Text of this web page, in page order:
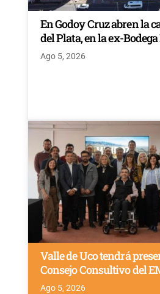
En Godoy Cruz abren la
del Plata, en la ex-
Ago 5, 2026
Valle de Uco tendrá
Consejo Consultivo del
Ago 5, 2026